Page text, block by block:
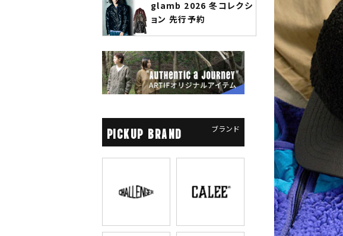
glamb 2026 冬コレクシ
ANGENEHM 2026 秋冬
先行予約
PICKUP BRAND ブランド